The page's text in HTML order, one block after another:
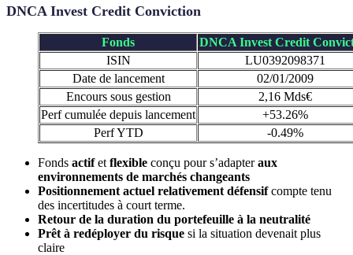
DNCA Invest Credit Conviction
Fonds
DNCA Invest Credit
ISIN
LU0392098371
Date de lancement
02/01/2009
Encours sous gestion
2,16 Mds€
Perf cumulée depuis lancement
+53.26%
Perf YTD
-0.49%
Fonds actifet flexible conçu pour s’adapteraux
environnements de marchés changeants
Positionnement actuel relativement défensifcompte tenu
des incertitudes à court terme.
Retour de la duration du portefeuille à la neutralité
Prêt à redéployer du risque si la situation devenait plus
claire